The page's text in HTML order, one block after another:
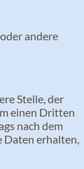
andere
Stelle, der
einen Dritten
nach dem
Daten erhalten,